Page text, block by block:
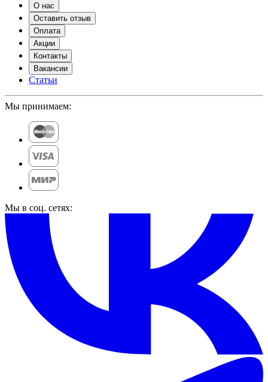
О нас
Оставить отзыв
Оплата
Акции
Контакты
Вакансии
Статьи
Мы принимаем:
Мы в соц. сетях: